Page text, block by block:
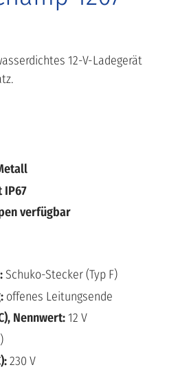
12-V-Ladegerät
IP67
verfügbar
Schuko-Stecker (Typ F)
offenes Leitungsende
Nennwert:12 V
230 V